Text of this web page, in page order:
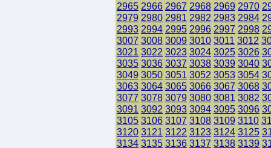
2965 2966 2967 2968 2969 2970
2979 2980 2981 2982 2983 2984
2993 2994 2995 2996 2997 2998
3007 3008 3009 3010 3011 3012
3021 3022 3023 3024 3025 3026
3035 3036 3037 3038 3039 3040
3049 3050 3051 3052 3053 3054
3063 3064 3065 3066 3067 3068
3077 3078 3079 3080 3081 3082
3091 3092 3093 3094 3095 3096
3105 3106 3107 3108 3109 3110
3120 3121 3122 3123 3124 3125
3134 3135 3136 3137 3138 3139